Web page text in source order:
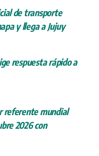
de transporte
y llega a Jujuy
respuesta rápido a
referente mundial
2026 con